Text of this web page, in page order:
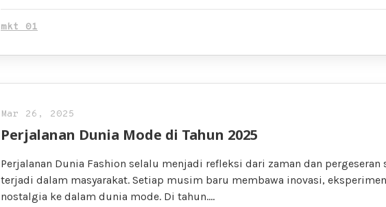
mkt 01
Mar 26, 2025
Perjalanan Dunia Mode di Tahun 2025
Perjalanan Dunia Fashion selalu menjadi refleksi dari zaman dan pergeseran
terjadi dalam masyarakat. Setiap musim baru membawa inovasi,
nostalgia ke dalam dunia mode. Di tahun….